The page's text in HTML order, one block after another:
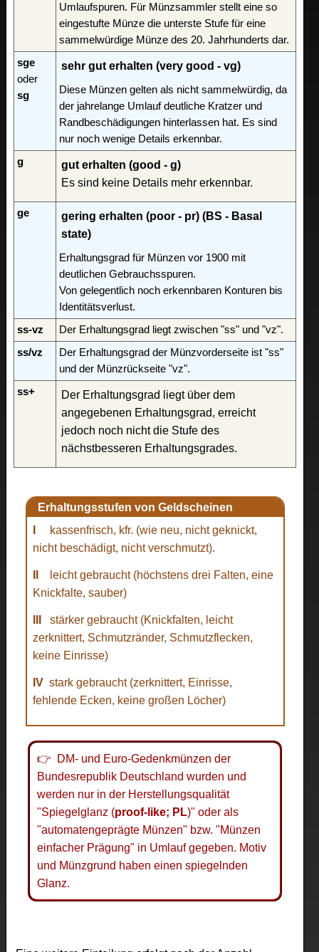
Umlaufspuren. Für Münzsammler stellt eine so
eingestufte Münze die unterste Stufe für eine
sammelwürdige Münze des 20. Jahrhunderts dar.
sge
oder
sg
sehr gut erhalten (very good - vg)
Diese Münzen gelten als nicht sammelwürdig, da
der jahrelange Umlauf deutliche Kratzer und
Randbeschädigungen hinterlassen hat. Es sind
nur noch wenige Details erkennbar.
g
gut erhalten (good - g)
Es sind keine Details mehr erkennbar.
ge
gering erhalten (poor - pr) (BS - Basal
state)
Erhaltungsgrad für Münzen vor 1900 mit
deutlichen Gebrauchsspuren.
Von gelegentlich noch erkennbaren Konturen bis
Identitätsverlust.
ss-vz
Der Erhaltungsgrad liegt zwischen "ss" und "vz".
ss/vz
Der Erhaltungsgrad der Münzvorderseite ist "ss"
und der Münzrückseite "vz".
ss+
Der Erhaltungsgrad liegt über dem
angegebenen Erhaltungsgrad, erreicht
jedoch noch nicht die Stufe des
nächstbesseren Erhaltungsgrades.
Erhaltungsstufen von Geldscheinen
kassenfrisch, kfr. (wie neu, nicht geknickt,
nicht beschädigt, nicht verschmutzt).
leicht gebraucht (höchstens drei Falten, eine
Knickfalte, sauber)
stärker gebraucht (Knickfalten, leicht
zerknittert, Schmutzränder, Schmutzflecken,
keine Einrisse)
IV stark gebraucht (zerknittert, Einrisse,
fehlende Ecken, keine großen Löcher)
👉 DM- und Euro-Gedenkmünzen der
Bundesrepublik Deutschland wurden und
werden nur in der Herstellungsqualität
"Spiegelglanz (proof-like; PL)" oder als
"automatengeprägte Münzen" bzw. "Münzen
einfacher Prägung" in Umlauf gegeben. Motiv
und Münzgrund haben einen spiegelnden
Glanz.